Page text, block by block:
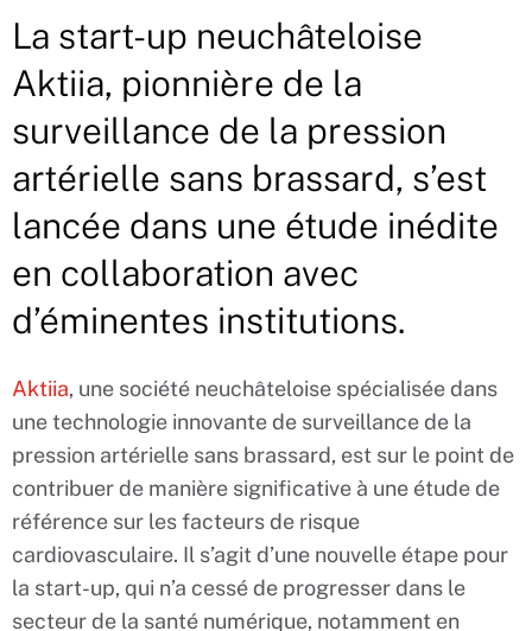
La start-up neuchâteloise
Aktiia, pionnière de la
surveillance de la pression
artérielle sans brassard, s’est
lancée dans une étude inédite
en collaboration avec
d’éminentes institutions.
Aktiia, une société neuchâteloise spécialisée dans
une technologie innovante de surveillance de la
pression artérielle sans brassard, est sur le point de
contribuer de manière significative à une étude de
référence sur les facteurs de risque
cardiovasculaire. Il s’agit d’une nouvelle étape pour
la start-up, qui n’a cessé de progresser dans le
secteur de la santé numérique, notamment en